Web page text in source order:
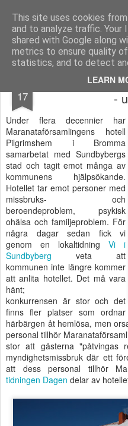
This site uses cookies
and to analyze traffic. Your
shared with Google along
metrics to ensure quality
statistics, and to detect
LEARN
berno.se
Startsida
17
Bojkottad av
-
Under flera decennier har
Maranataförsamlingens hotell
Pilgrimshem i Bromma
samarbetat med Sundbybergs
stad och tagit emot många av
kommunens hjälpsökande.
Hotellet tar emot personer med
missbruks- och
beroendeproblem, psykisk
ohälsa och familjeproblem. För
några dagar sedan fick vi
genom en lokaltidning Vi i
Sundbyberg veta att
kommunen inte längre kommer
att anlita hotellet. Det må vara
hänt;
konkurrensen är stor och det
finns fler platser som ordnar
härbärgen åt hemlösa, men
personal tillhör
stor att gästerna "påtvingas
myndighetsmissbruk där ett
att dess personal tillhör
tidningen Dagen delar av